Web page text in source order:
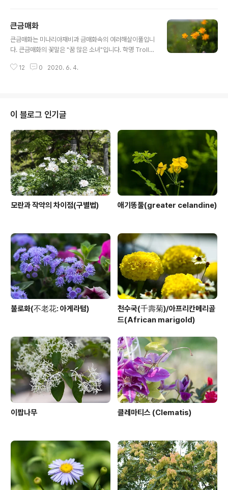
양한 데, 색상과 모양이 대부분 비슷해서 저는 구별을 못하
겠습니다. 다만 자주괴불주머니는 색상이 자주색이라 쉽게
구분이 됩니다. 괴불주머니의 꽃말은 "보물주머니"입니다.
속씨식물문 └ 쌍떡잎식물강 └ 미나리아재비목 └ 현호색
큰금매화
큰금매화는 미나리아재비과 금매화속의 여러해살이풀입니
다. 큰금매화의 꽃말은 "꿈 많은 소녀"입니다. 학명 Trolliu
물강 └ 미나리아재비목 └ 미나리아재비과 └ 금매화속 └
12 0 2020. 6. 4.
이 블로그 인기글
모란과 작약의 차이점(구별법) 애기똥풀(greater celandine)
불로화(不老花: 아게라텀)
천수국(千壽菊)/아프리칸메리골
드(African marigold)
이팝나무 클레마티스 (Clematis)